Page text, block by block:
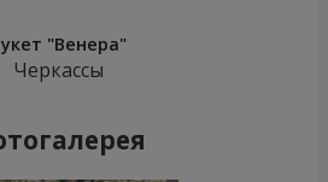
"Венера"
Черкассы